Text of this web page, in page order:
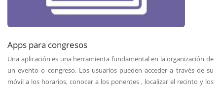
Apps para congresos
Una aplicación es una herramienta fundamental en la organización de
un evento o congreso. Los usuarios pueden acceder a través de su
móvil a los horarios, conocer a los ponentes , localizar el recinto y los